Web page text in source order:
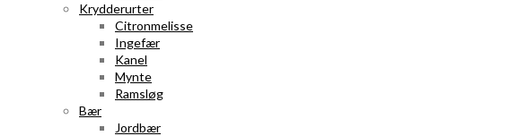
Krydderurter
Citronmelisse
Ingefær
Kanel
Mynte
Ramsløg
Bær
Jordbær